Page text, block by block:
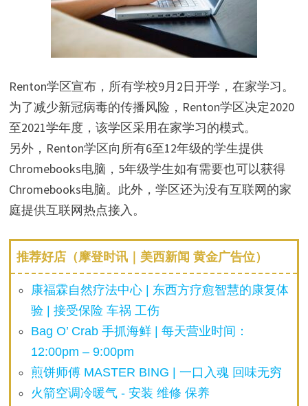
Renton学区宣布，所有学校9月2日开学，在家学习。
为了减少新冠病毒的传播风险，Renton学区决定2020
至2021学年度，该学区采用在家学习的模式。
另外，Renton学区向所有6至12年级的学生提供
Chromebooks电脑，5年级学生如有需要也可以获得
Chromebooks电脑。此外，学区还为没有互联网的家
庭提供互联网热点接入。
推荐好店（摩登时讯｜美西新闻 黄金广告位）
康福霖自然疗法中心 | 东西方疗愈智慧的康复体
验 | 接受保险 车祸 工伤
Bag O’ Crab 手抓海鲜 | 每天营业时间：
12:00pm – 9:00pm
煎饼师傅 MASTER BING | 一口入魂 回味无穷
火箭空调冷暖气 - 安装 维修 保养